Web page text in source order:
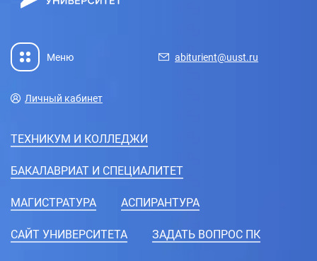
Меню abiturient@uust.ru
Личный кабинет
ТЕХНИКУМ И КОЛЛЕДЖИ
БАКАЛАВРИАТ И СПЕЦИАЛИТЕТ
МАГИСТРАТУРА АСПИРАНТУРА
CАЙТ УНИВЕРСИТЕТА ЗАДАТЬ ВОПРОС ПК